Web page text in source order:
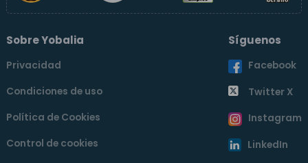
Sobre Yobalia
Privacidad
Condiciones de uso
Política de Cookies
Control de cookies
Síguenos
Facebook
Twitter X
Instagram
LinkedIn